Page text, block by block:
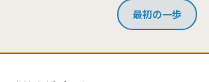
最初の一歩